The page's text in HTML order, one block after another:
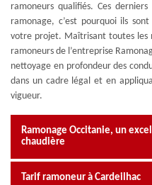
ramoneurs qualifiés. Ces
ramonage, c’est pourquoi ils
votre projet. Maîtrisant toutes les
ramoneurs de l’entreprise
nettoyage en profondeur des
dans un cadre légal et en
vigueur.
Ramonage Occitanie, un
chaudière
Tarif ramoneur à Cardeilhac